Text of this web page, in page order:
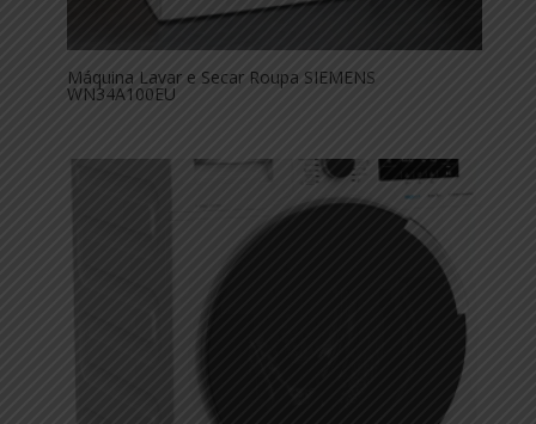
Máquina Lavar e Secar Roupa SIEMENS
WN34A100EU